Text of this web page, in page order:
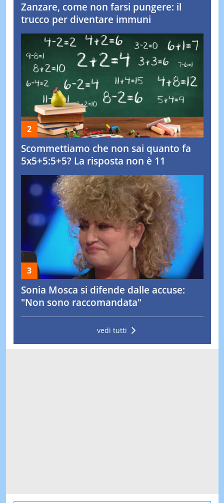
Zanzare, come non farsi pungere: il
trucco per diventare immuni
Scommettiamo che non sai quanto fa
5x5+5:5+5? La risposta non è 11
Sonia Mosca si difende dalle accuse:
"Non sono raccomandata"
vedi tutti